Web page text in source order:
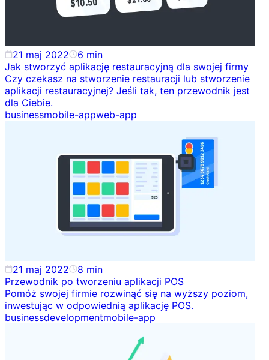
21 maj 2022 6 min
Jak stworzyć aplikację restauracyjną dla swojej firmy
Czy czekasz na stworzenie restauracji lub stworzenie
aplikacji restauracyjnej? Jeśli tak, ten przewodnik jest
dla Ciebie.
businessmobile-appweb-app
21 maj 2022 8 min
Przewodnik po tworzeniu aplikacji POS
Pomóż swojej firmie rozwinąć się na wyższy poziom,
inwestując w odpowiednią aplikację POS.
businessdevelopmentmobile-app